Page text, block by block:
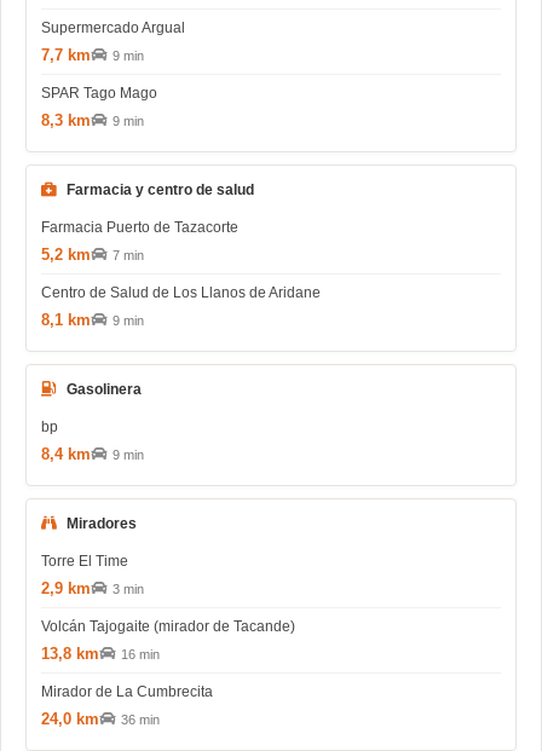
Supermercado Argual
7,7 km 9 min
SPAR Tago Mago
8,3 km 9 min
Farmacia y centro de salud
Farmacia Puerto de Tazacorte
5,2 km 7 min
Centro de Salud de Los Llanos de Aridane
8,1 km 9 min
Gasolinera
bp
8,4 km 9 min
Miradores
Torre El Time
2,9 km 3 min
Volcán Tajogaite (mirador de Tacande)
13,8 km 16 min
Mirador de La Cumbrecita
24,0 km 36 min